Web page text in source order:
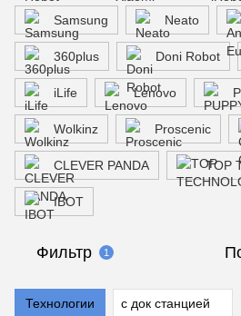
Samsung Neato
360plus Doni Robot
iLife Lenovo
Wolkinz Proscenic
CLEVER PANDA TOP
IBOT
Фильтр 1
Технологии с док станцией